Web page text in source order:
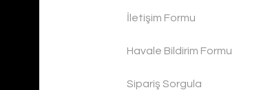
İletişim Formu
Havale Bildirim Formu
Sipariş Sorgula